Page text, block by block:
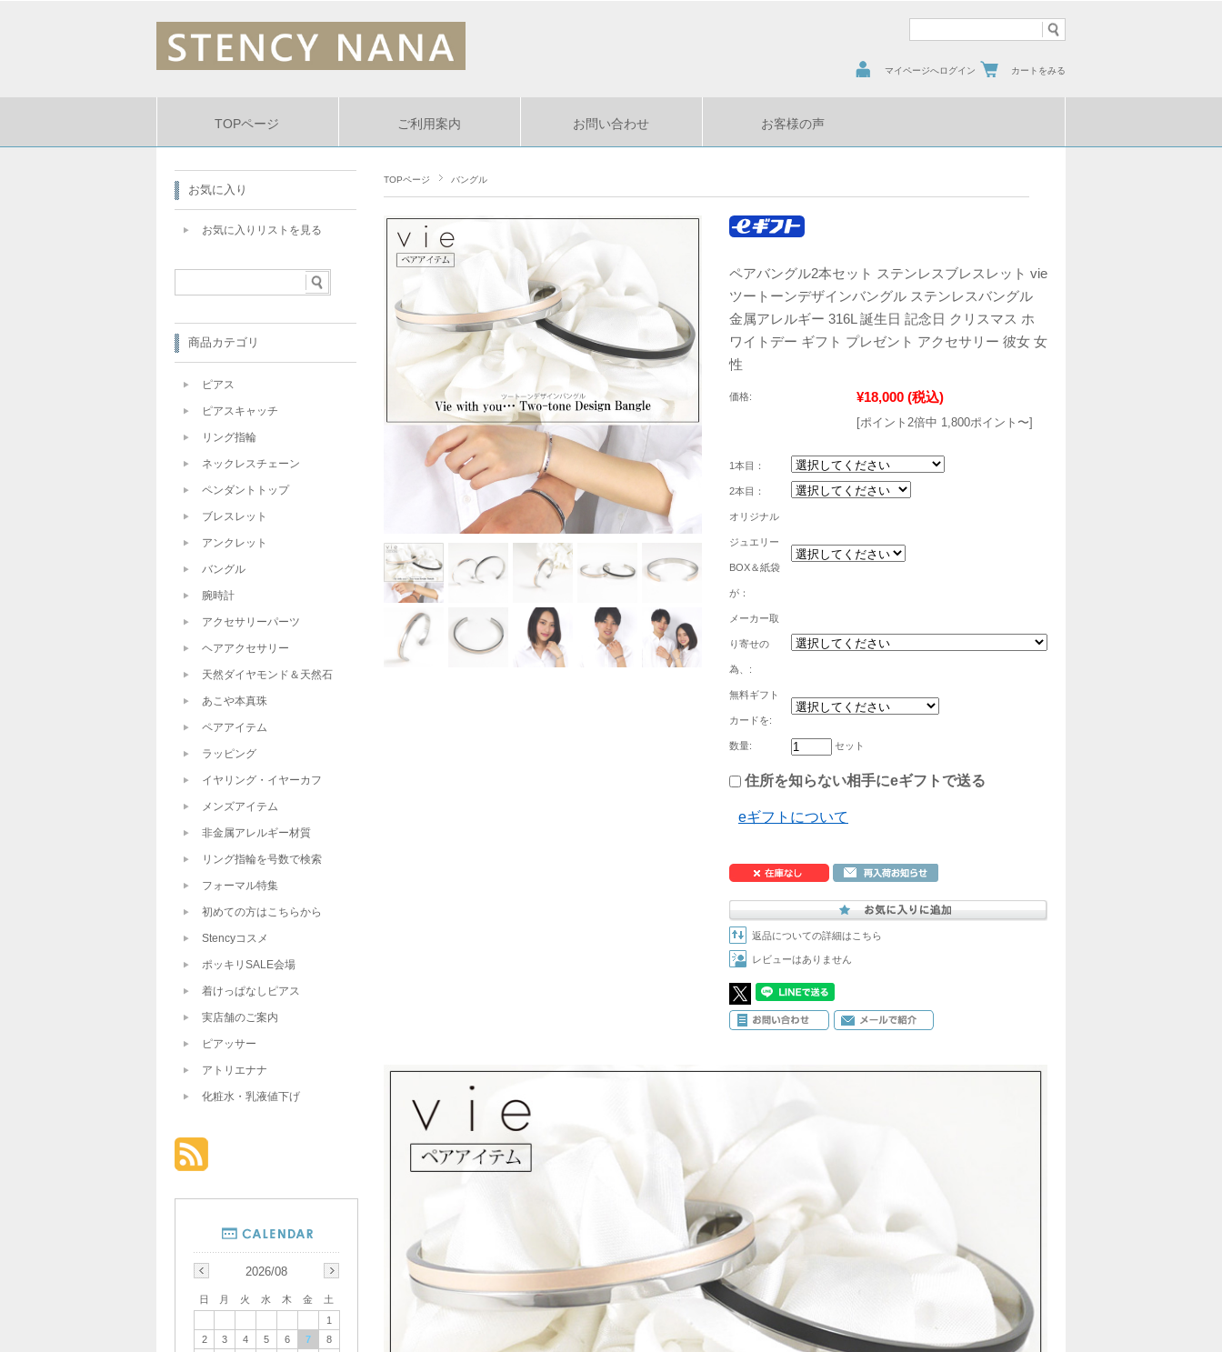
マイページへログイン カートをみる
TOPページ ご利用案内 お問い合わせ お客様の声
TOPページ バングル
ペアバングル2本セット ステンレスブレスレット vie
ツートーンデザインバングル ステンレスバングル
金属アレルギー 316L 誕生日 記念日 クリスマス ホ
ワイトデー ギフト プレゼント アクセサリー 彼女 女
性
価格: ¥18,000 (税込)
[ポイント2倍中 1,800ポイント〜]
1本目：
2本目：
オリジナル
ジュエリー
BOX＆紙袋
が：
メーカー取
り寄せの
為、:
無料ギフト
カードを:
数量: セット
住所を知らない相手にeギフトで送る
eギフトについて
返品についての詳細はこちら
レビューはありません
お気に入り
お気に入りリストを見る
商品カテゴリ
ピアス
ピアスキャッチ
リング指輪
ネックレスチェーン
ペンダントトップ
ブレスレット
アンクレット
バングル
腕時計
アクセサリーパーツ
ヘアアクセサリー
天然ダイヤモンド＆天然石
あこや本真珠
ペアアイテム
ラッピング
イヤリング・イヤーカフ
メンズアイテム
非金属アレルギー材質
リング指輪を号数で検索
フォーマル特集
初めての方はこちらから
Stencyコスメ
ポッキリSALE会場
着けっぱなしピアス
実店舗のご案内
ピアッサー
アトリエナナ
化粧水・乳液値下げ
2026/08
日 月 火 水 木 金
土
1
2
3 4 5 6 7
8